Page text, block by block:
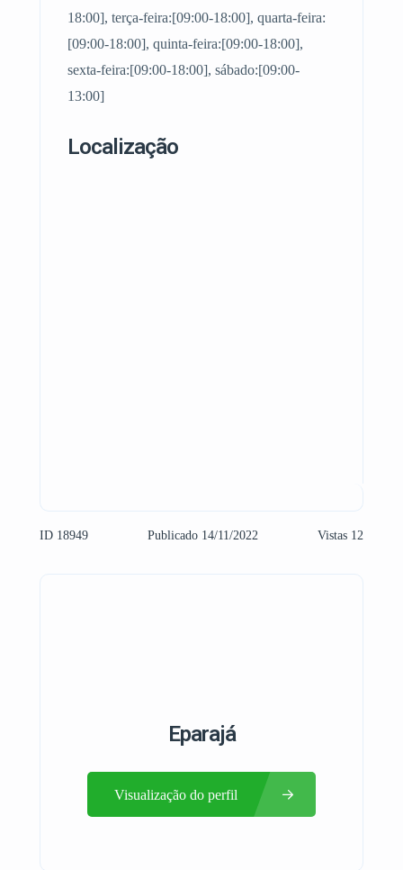
18:00], terça-feira:[09:00-18:00], quarta-feira:
[09:00-18:00], quinta-feira:[09:00-18:00],
sexta-feira:[09:00-18:00], sábado:[09:00-
13:00]
Localização
ID 18949 Publicado 14/11/2022 Vistas 12
Eparajá
Visualização do perfil